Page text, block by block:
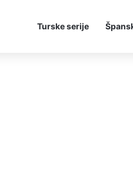
Turske serije